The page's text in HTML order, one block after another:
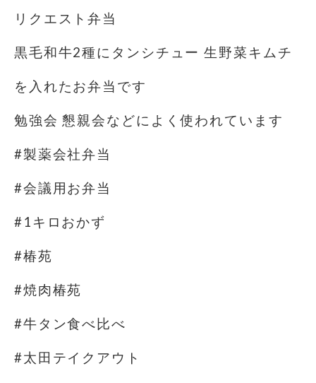
リクエスト弁当
黒毛和牛2種にタンシチュー 生野菜キムチ
を入れたお弁当です
勉強会 懇親会などによく使われています
#製薬会社弁当
#会議用お弁当
#1キロおかず
#椿苑
#焼肉椿苑
#牛タン食べ比べ
#太田テイクアウト